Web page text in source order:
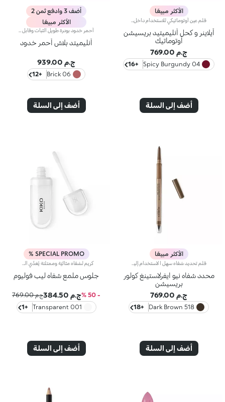
الأكثر مبيعًا
آيلاينر و كحل أنليميتيد بريسيشن
أوتوماتيك
ج.م 769.00
04 Spicy Burgundy
+16
أضف إلى السلة
أضف 3 وادفع ثمن 2
الأكثر مبيعًا
أنليميتد بلاش أحمر خدود
ج.م 939.00
06 Brick
+12
أضف إلى السلة
الأكثر مبيعًا
محدد شفاه نيو ايفرلاستينغ كولور
بريسيشن
ج.م 769.00
518 Dark Brown
+18
أضف إلى السلة
SPECIAL PROMO %
جلوس ملمع شفاه ليب فوليوم
- 50 % ج.م 384.50
ج.م 769.00
001 Transparent
+1
أضف إلى السلة